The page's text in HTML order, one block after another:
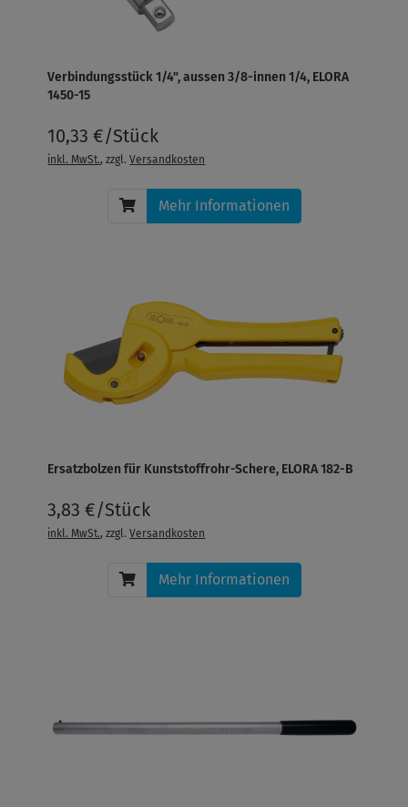
Verbindungsstück 1/4", aussen 3/8-innen 1/4, ELORA
1450-15
10,33 €/Stück
inkl. MwSt., zzgl.Versandkosten
Mehr Informationen
Ersatzbolzen für Kunststoffrohr-Schere, ELORA 182-B
3,83 €/Stück
inkl. MwSt., zzgl.Versandkosten
Mehr Informationen